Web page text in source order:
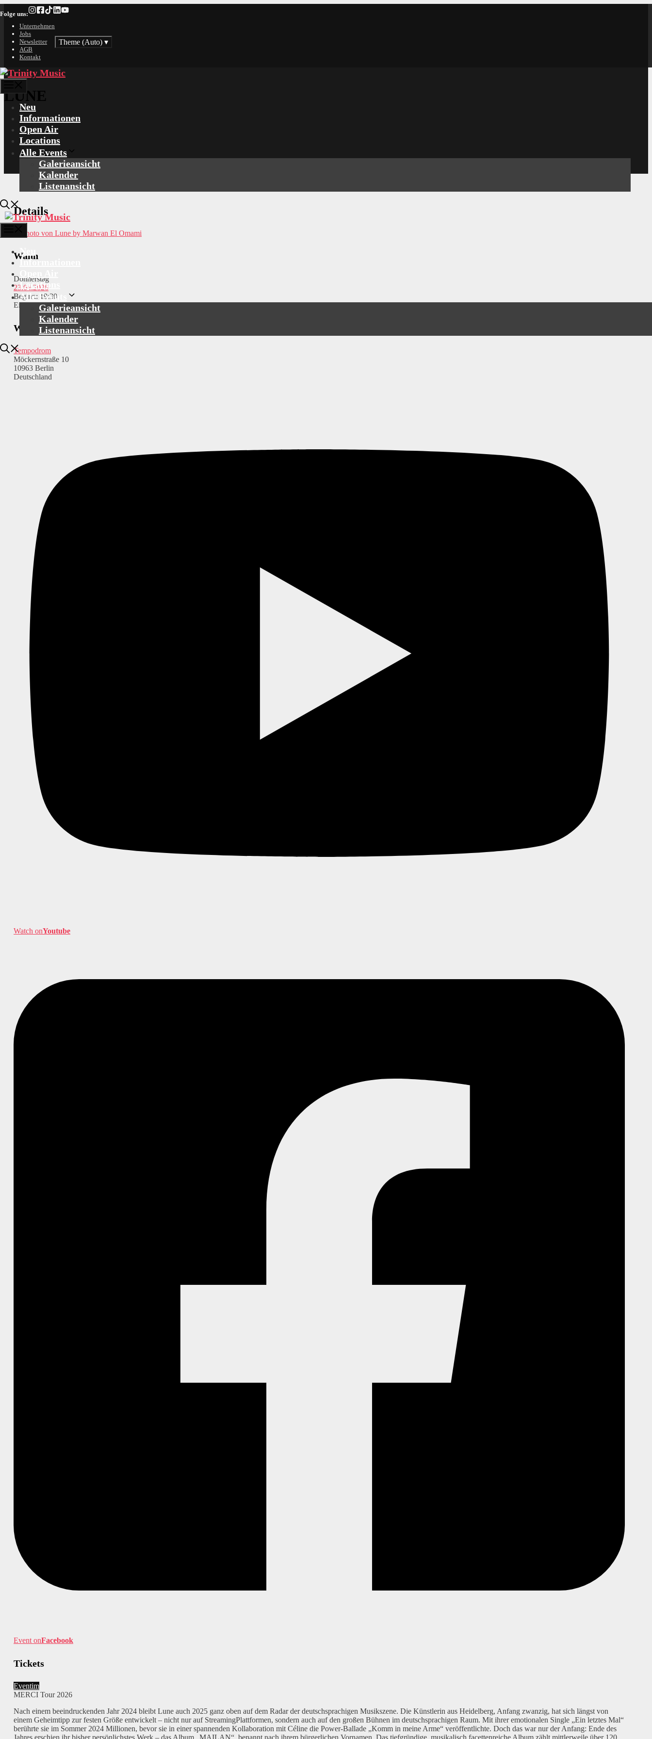
Inhalt
springen
Folge uns:
Unternehmen
Jobs
Newsletter
AGB
Kontakt
Theme (Auto) ▾
Neu
Informationen
Open Air
Locations
Alle Events
Galerieansicht
Kalender
Listenansicht
Menü
Neu
Informationen
Locations
Alle Events
Galerieansicht
Kalender
Listenansicht
LUNE
Details
by Marwan El Omami
Wann
Donnerstag
23.04.2026
Beginn: 19:30
Einlass: 18:00
Wo
Tempodrom
Möckernstraße 10
10963 Berlin
Deutschland
Watch onYoutube
Event onFacebook
Tickets
Eventim
MERCI Tour 2026
Nach einem beeindruckenden Jahr 2024 bleibt Lune auch 2025 ganz oben auf dem Radar der deutschsprachigen Musikszene. Die Künstlerin aus Heidelberg, Anfang zwanzig, hat sich längst von
einem Geheimtipp zur festen Größe entwickelt – nicht nur auf StreamingPlattformen, sondern auch auf den großen Bühnen im deutschsprachigen Raum. Mit ihrer emotionalen Single „Ein letztes Mal“
berührte sie im Sommer 2024 Millionen, bevor sie in einer spannenden Kollaboration mit Céline die Power-Ballade „Komm in meine Arme“ veröffentlichte. Doch das war nur der Anfang: Ende des